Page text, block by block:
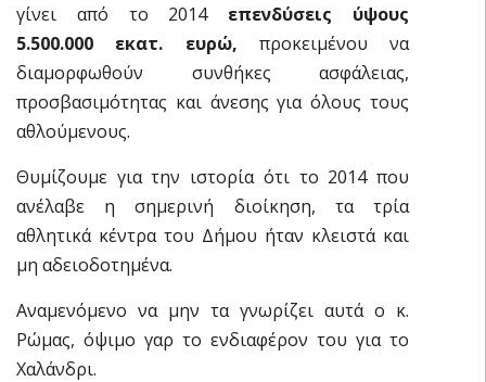
γίνει από το 2014 επενδύσεις ύψους
5.500.000 εκατ. ευρώ, προκειμένου να
διαμορφωθούν συνθήκες ασφάλειας,
προσβασιμότητας και άνεσης για όλους τους
αθλούμενους.
Θυμίζουμε για την ιστορία ότι το 2014 που
ανέλαβε η σημερινή διοίκηση, τα τρία
αθλητικά κέντρα του Δήμου ήταν κλειστά και
μη αδειοδοτημένα.
Αναμενόμενο να μην τα γνωρίζει αυτά ο κ.
Ρώμας, όψιμο γαρ το ενδιαφέρον του για το
Χαλάνδρι.